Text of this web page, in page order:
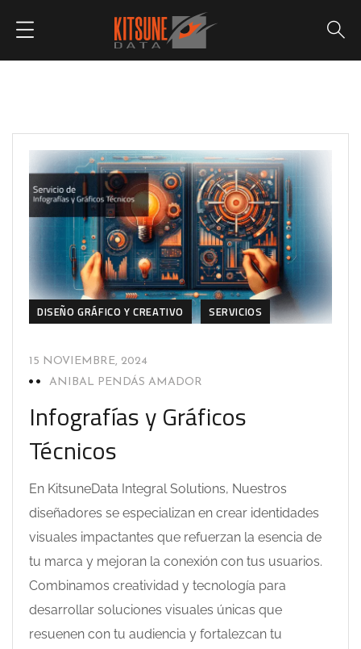
DISEÑO GRÁFICO Y CREATIVO SERVICIOS
15 NOVIEMBRE, 2024
ANIBAL PENDÁS AMADOR
Infografías y Gráficos
Técnicos
En KitsuneData Integral Solutions, Nuestros
diseñadores se especializan en crear identidades
visuales impactantes que refuerzan la esencia de
tu marca y mejoran la conexión con tus usuarios.
Combinamos creatividad y tecnología para
desarrollar soluciones visuales únicas que
resuenen con tu audiencia y fortalezcan tu